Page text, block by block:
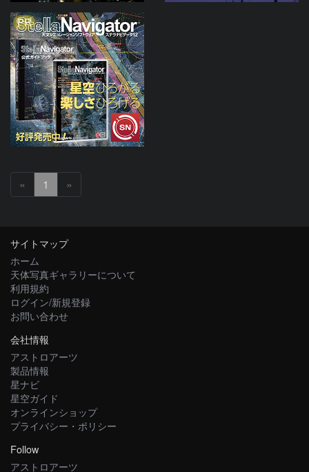
PR
« 1 »
サイトマップ
ホーム
天体写真ギャラリーについて
利用規約
ログイン/新規登録
お問い合わせ
会社情報
アストロアーツ
製品情報
星ナビ
星空ガイド
オンラインショップ
プライバシー・ポリシー
Follow
アストロアーツ